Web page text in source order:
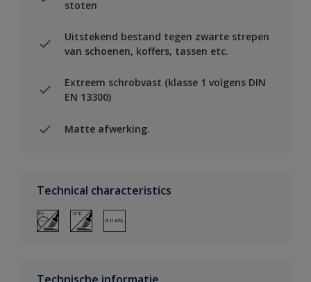
stoten
Uitstekend bestand tegen zwarte strepen
van schoenen, koffers, tassen etc.
Extreem schrobvast (klasse 1 volgens DIN
EN 13300)
Matte afwerking.
Technical characteristics